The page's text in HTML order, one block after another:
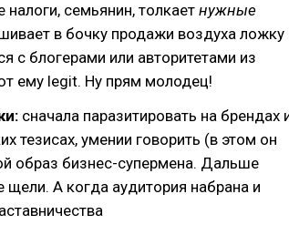
налоги, семьянин, толкает нужные
в бочку продажи воздуха ложку
с блогерами или авторитетами из
ему legit. Ну прям молодец!
сначала паразитировать на брендах
тезисах, умении говорить (в этом он
образ бизнес-супермена. Дальше
щели. А когда аудитория набрана и